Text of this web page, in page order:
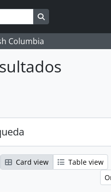
Search in browse
Columbia
Card view
Table view